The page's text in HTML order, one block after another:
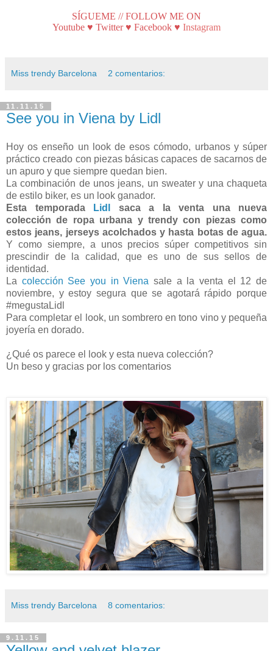
SÍGUEME // FOLLOW ME ON
Youtube ♥ Twitter ♥ Facebook ♥ Instagram
Miss trendy Barcelona 2 comentarios:
11.11.15
See you in Viena by Lidl
Hoy os enseño un look de esos cómodo, urbanos y súper
práctico creado con piezas básicas capaces de sacarnos de
un apuro y que siempre quedan bien.
La combinación de unos jeans, un sweater y una chaqueta
de estilo biker, es un look ganador.
Esta temporada
Lidl saca a la venta una nueva
colección de ropa urbana y trendy con piezas como
estos jeans, jerseys acolchados y hasta botas de agua.
Y como siempre, a unos precios súper competitivos sin
prescindir de la calidad, que es uno de sus sellos de
identidad.
La colección See you in Viena sale a la venta el 12 de
noviembre, y estoy segura que se agotará rápido porque
#megustaLidl
Para completar el look, un sombrero en tono vino y pequeña
joyería en dorado.
¿Qué os parece el look y esta nueva colección?
Un beso y gracias por los comentarios
Miss trendy Barcelona 8 comentarios:
9.11.15